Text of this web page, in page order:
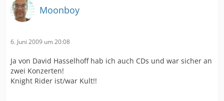
Moonboy
6. Juni 2009 um 20:08
Ja von David Hasselhoff hab ich auch CDs und war sicher an
zwei Konzerten!
Knight Rider ist/war Kult!!